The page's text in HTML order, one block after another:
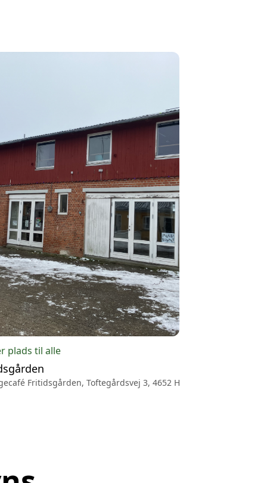
plads til alle
Fritidsgården, Toftegårdsvej 3, 4652 Hårlev